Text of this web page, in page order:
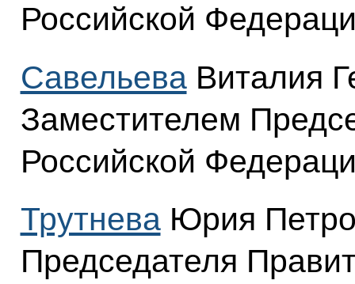
Российской
СавельеваВиталия
Заместителем
Российской
ТрутневаЮрия
Председателя